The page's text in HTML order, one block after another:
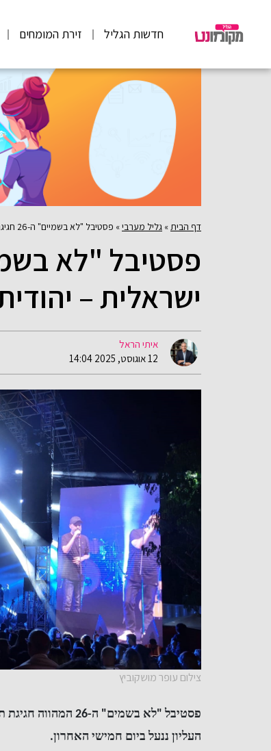
חדשות הגליל זירת המומחים
דף הבית » גליל מערבי» פסטיבל "לא בשמיים" ה-26 חגיגת תרבות ישראלית – יהודית בגליל העליון
ישראלית –
איתי הראל
12 אוגוסט, 2025 14:04
צילום עופר מושקוביץ
פסטיבל "לא בשמים" ה-26 המהווה חגיגת
העליון ננעל ביום חמישי האחרון.